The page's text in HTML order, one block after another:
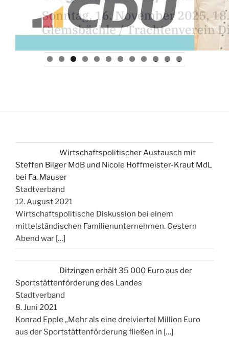
0 1 2
Wirtschaftspolitischer Austausch mit
Steffen Bilger MdB und Nicole Hoffmeister-Kraut MdL
bei Fa. Mauser
Stadtverband
12. August 2021
Wirtschaftspolitische Diskussion bei einem
mittelständischen Familienunternehmen. Gestern
Abend war […]
Ditzingen erhält 35 000 Euro aus der
Sportstättenförderung des Landes
Stadtverband
8. Juni 2021
Konrad Epple „Mehr als eine dreiviertel Million Euro
aus der Sportstättenförderung fließen in […]